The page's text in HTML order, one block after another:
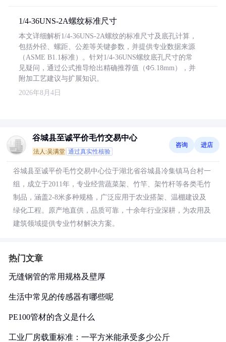
1/4-36UNS-2A螺纹标准尺寸
本文详细解析1/4-36UNS-2A螺纹的标准尺寸及底孔计算，
包括外径、螺距、公差等关键参数，并提供专业数据来源
（ASME B1.1标准）。针对1/4-36UNS螺纹底孔尺寸的常
见疑问，通过公式推导给出精确推荐值（Φ5.18mm），并
附加工艺建议与扩展知识。
2026年8月4日
谷城县至诚平价毛竹交易中心
法人:吴满堂 通过真实性核验
咨询 进店
谷城县至诚平价毛竹交易中心位于湖北省谷城县冷集镇马台村一
组，成立于2011年，专业经营蔬菜架、竹竿、架竹杆等各类毛竹
制品，涵盖2-8米多种规格，广泛应用于农业搭架、温棚建设及
绿化工程。原产地直供，品质可靠，十余年行业深耕，为农用及
建筑领域提供专业竹材解决方案。
热门文章
无缝钢管的常用规格及壁厚
生活中常见的传感器有哪些呢
PE100管材的含义是什么
工业厂房载重标准：一平方米能承受多少公斤